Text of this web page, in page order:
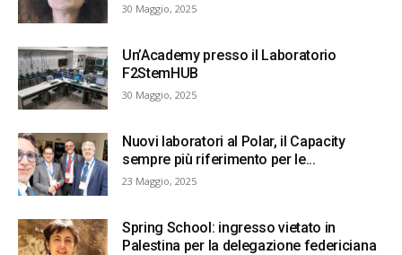
30 Maggio, 2025
Un’Academy presso il Laboratorio
F2StemHUB
30 Maggio, 2025
Nuovi laboratori al Polar, il Capacity
sempre più riferimento per le...
23 Maggio, 2025
Spring School: ingresso vietato in
Palestina per la delegazione federiciana